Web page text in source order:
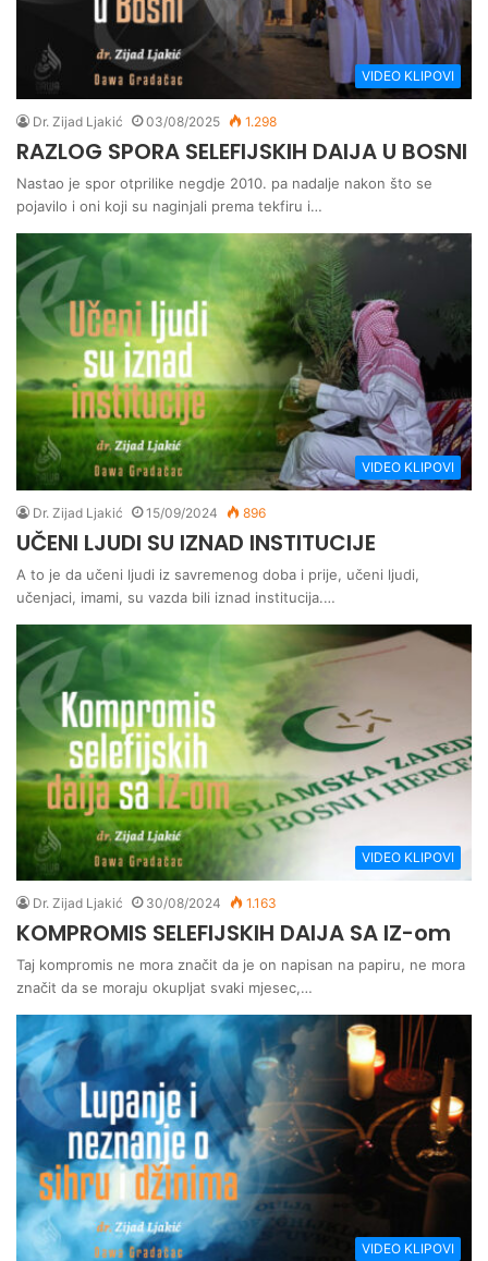
VIDEO KLIPOVI
Dr. Zijad Ljakić 03/08/2025 1.298
RAZLOG SPORA SELEFIJSKIH DAIJA U BOSNI
Nastao je spor otprilike negdje 2010. pa nadalje nakon što se
pojavilo i oni koji su naginjali prema tekfiru i…
VIDEO KLIPOVI
Dr. Zijad Ljakić 15/09/2024 896
UČENI LJUDI SU IZNAD INSTITUCIJE
A to je da učeni ljudi iz savremenog doba i prije, učeni ljudi,
učenjaci, imami, su vazda bili iznad institucija.…
VIDEO KLIPOVI
Dr. Zijad Ljakić 30/08/2024 1.163
KOMPROMIS SELEFIJSKIH DAIJA SA IZ-om
Taj kompromis ne mora značit da je on napisan na papiru, ne mora
značit da se moraju okupljat svaki mjesec,…
VIDEO KLIPOVI